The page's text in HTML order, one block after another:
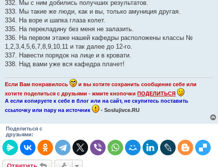
332. Мы с ним добились получших результатов.
333. Мы такие же люди, как и вы, только амуниция другая.
334. На воре и шапка глаза колет.
335. На перекладину без меня не залазить.
336. На первом этаже нашей кафедры расположены классы №
1,2,3,4,5,6,7,8,9,10,11 и так далее до 12-го.
337. Навести порядок на лице и в кровати.
338. Над вами уже вся кафедра плачет!
Если Вам понравилось
и вы хотите сохранить сообщение себе или
хотите поделиться с друзьями - жмите кнопочки ПОДЕЛИТЬСЯ
А если копируете к себе в блог или на сайт, не скупитесь поставить
ссылочку или пару на источник
- Soslujivce.RU
Поделиться с
друзьями: